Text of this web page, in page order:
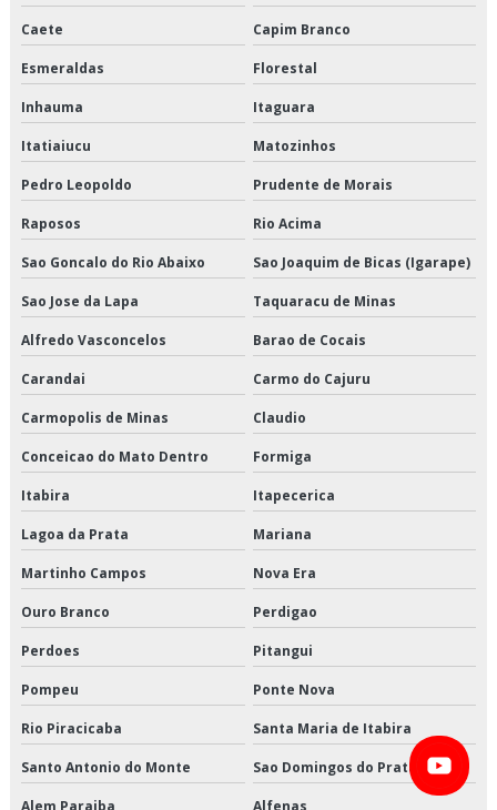
Empresas que fazem transporte de mercadorias
Empresas transportadoras de carga fracionada
Entrega de congelados em sp
Entrega de congelados preço
Entrega de congelados valor
Entrega de perecíveis em sp
Entrega de perecíveis são paulo
Entrega de refrigerados preço
Entrega de refrigerados são paulo
Entrega de refrigerados valor
Entregas fracionadas em sp
Entregas fracionadas são paulo
Frete carga fracionada
Logística cross docking
Logística de alimentos congelados em sp
Caete Capim Branco
Esmeraldas Florestal
Inhauma Itaguara
Itatiaiucu Matozinhos
Pedro Leopoldo Prudente de Morais
Raposos Rio Acima
Sao Goncalo do Rio Abaixo Sao Joaquim de Bicas (Igarape)
Sao Jose da Lapa Taquaracu de Minas
Alfredo Vasconcelos Barao de Cocais
Carandai Carmo do Cajuru
Carmopolis de Minas Claudio
Conceicao do Mato Dentro Formiga
Itabira Itapecerica
Lagoa da Prata Mariana
Martinho Campos Nova Era
Ouro Branco Perdigao
Perdoes Pitangui
Pompeu Ponte Nova
Rio Piracicaba Santa Maria de Itabira
Santo Antonio do Monte Sao Domingos do Prata
Alem Paraiba Alfenas